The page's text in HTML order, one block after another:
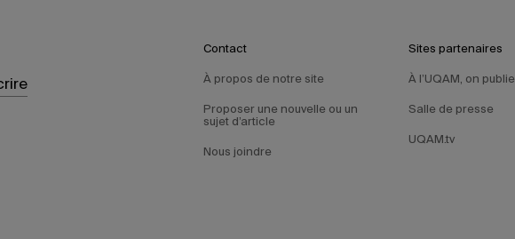
Contact
À propos de notre site
Proposer une nouvelle ou un
sujet d’article
Nous joindre
Sites partenaires
À l’UQAM, on publie
Salle de presse
UQAM.tv